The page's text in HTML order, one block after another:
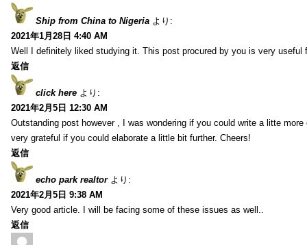
Ship from China to Nigeria より:
2021年1月28日 4:40 AM
Well I definitely liked studying it. This post procured by you is very useful
返信
click here より:
2021年2月5日 12:30 AM
Outstanding post however , I was wondering if you could write a litte
very grateful if you could elaborate a little bit further. Cheers!
返信
echo park realtor より:
2021年2月5日 9:38 AM
Very good article. I will be facing some of these issues as well..
返信